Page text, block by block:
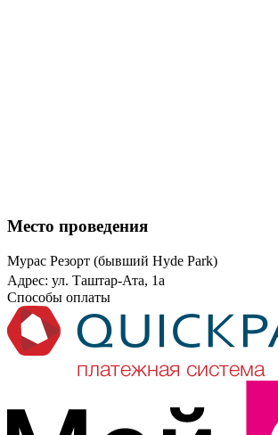
Место проведения
Мурас Резорт (бывший Hyde Park)
Адрес: ул. Таштар-Ата, 1а
Способы оплаты